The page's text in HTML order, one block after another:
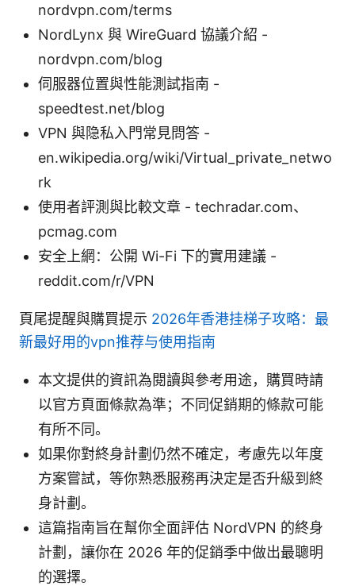
nordvpn.com/terms
NordLynx 與 WireGuard 協議介紹 -
nordvpn.com/blog
伺服器位置與性能測試指南 -
speedtest.net/blog
VPN 與隐私入門常見問答 -
en.wikipedia.org/wiki/Virtual_private_netwo
rk
使用者評測與比較文章 - techradar.com、
pcmag.com
安全上網：公開 Wi-Fi 下的實用建議 -
reddit.com/r/VPN
頁尾提醒與購買提示 2026年香港挂梯子攻略：最
新最好用的vpn推荐与使用指南
本文提供的資訊為閱讀與參考用途，購買時請
以官方頁面條款為準；不同促銷期的條款可能
有所不同。
如果你對終身計劃仍然不確定，考慮先以年度
方案嘗試，等你熟悉服務再決定是否升級到終
身計劃。
這篇指南旨在幫你全面評估 NordVPN 的終身
計劃，讓你在 2026 年的促銷季中做出最聰明
的選擇。